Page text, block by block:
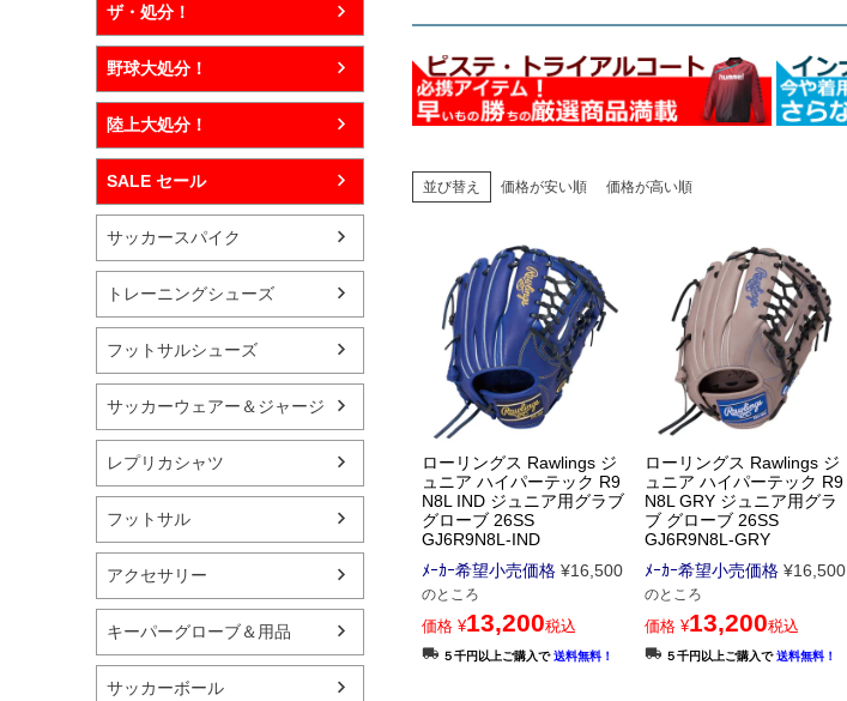
ザ・処分！
野球大処分！
陸上大処分！
SALE セール
サッカースパイク
トレーニングシューズ
フットサルシューズ
サッカーウェアー＆ジャージ
レプリカシャツ
フットサル
アクセサリー
キーパーグローブ＆用品
サッカーボール
並び替え 価格が安い順 価格が高い順
ローリングス Rawlings ジ
ュニア ハイパーテック R9
N8L IND ジュニア用グラブ
グローブ 26SS
GJ6R9N8L-IND
ﾒｰｶｰ希望小売価格 ¥16,500
のところ
価格 ¥13,200税込
５千円以上ご購入で送料無料！
ローリングス Rawlings ジ
ュニア ハイパーテック R9
N8L GRY ジュニア用グラ
ブ グローブ 26SS
GJ6R9N8L-GRY
ﾒｰｶｰ希望小売価格 ¥16,500
のところ
価格 ¥13,200税込
５千円以上ご購入で送料無料！